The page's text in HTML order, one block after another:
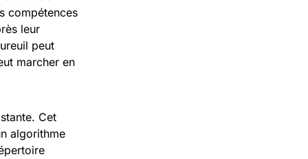
compétences
leur
peut
marcher en
Cet
algorithme